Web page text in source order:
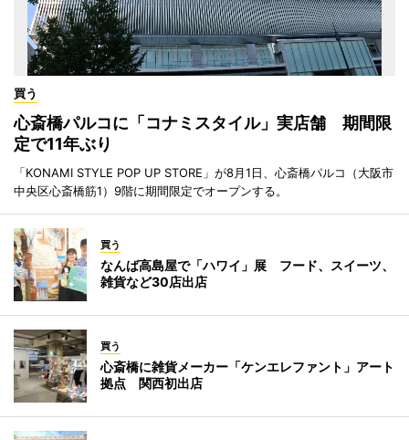
買う
心斎橋パルコに「コナミスタイル」実店舗 期間限
定で11年ぶり
「KONAMI STYLE POP UP STORE」が8月1日、心斎橋パルコ（大阪市
中央区心斎橋筋1）9階に期間限定でオープンする。
買う
なんば高島屋で「ハワイ」展 フード、スイーツ、
雑貨など30店出店
買う
心斎橋に雑貨メーカー「ケンエレファント」アート
拠点 関西初出店